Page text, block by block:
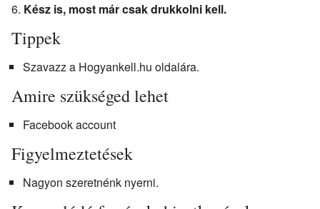
Kész is, most már csak drukkolni kell.
Tippek
Szavazz a Hogyankell.hu oldalára.
Amire szükséged lehet
Facebook account
Figyelmeztetések
Nagyon szeretnénk nyerni.